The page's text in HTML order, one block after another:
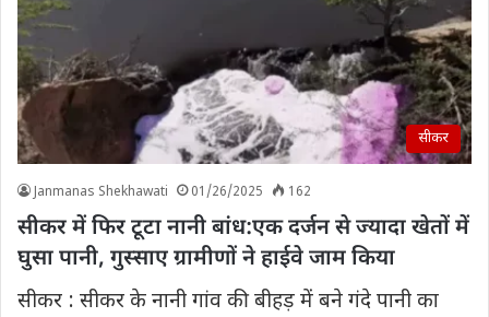
सीकर
Janmanas Shekhawati 01/26/2025 162
सीकर में फिर टूटा नानी बांध:एक दर्जन से ज्यादा खेतों में
घुसा पानी, गुस्साए ग्रामीणों ने हाईवे जाम किया
सीकर : सीकर के नानी गांव की बीहड़ में बने गंदे पानी का